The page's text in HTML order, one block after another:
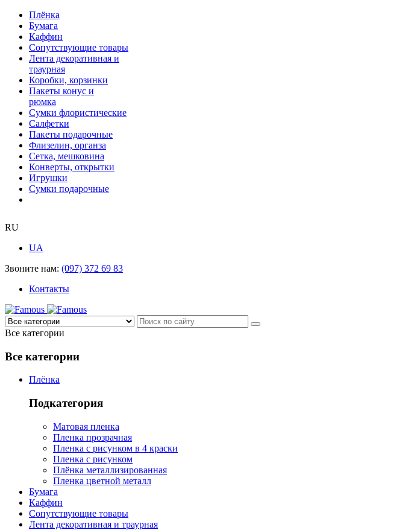
Плёнка
Бумага
Каффин
Сопутствующие товары
Лента декоративная и
траурная
Коробки, корзинки
Пакеты конус и
рюмка
Сумки флористические
Салфетки
Пакеты подарочные
Флизелин, органза
Сетка, мешковина
Конверты, открытки
Игрушки
Сумки подарочные
RU
UA
Звоните нам: (097) 372 69 83
Контакты
Все категории
Все категории
Плёнка
Подкатегория
Матовая пленка
Пленка прозрачная
Пленка с рисунком в 4 краски
Пленка с рисунком
Плёнка металлизированная
Пленка цветной металл
Бумага
Каффин
Сопутствующие товары
Лента декоративная и траурная